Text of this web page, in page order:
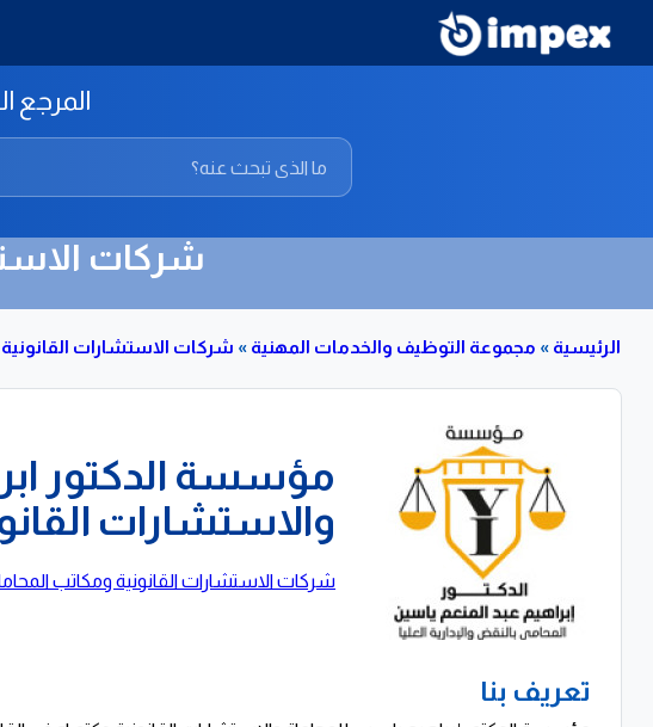
المرجع
شركات
الرئيسية » مجموعة التوظيف والخدمات المهنية » شركات الاستشارات
مؤسسة الدكتور
والاستشارات
شركات الاستشارات القانونية ومكاتب
تعريف بنا